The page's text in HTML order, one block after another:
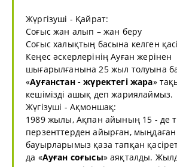
Жүргізуші - Қайрат:
Соғыс жан алып – жан беру
Соғыс халықтың басына келген
Кеңес әскерлерінің Ауған жерінен
шығарылғанына 25 жыл толуына
«Ауғанстан - жүректегі жара»
кешімізді ашық деп жариялаймыз.
Жүгізуші - Ақмоншақ:
1989 жылы, Ақпан айының 15 - де
перзенттерден айырған,
бауырларымыз қаза тапқан
да «Ауған соғысы» аяқталды.